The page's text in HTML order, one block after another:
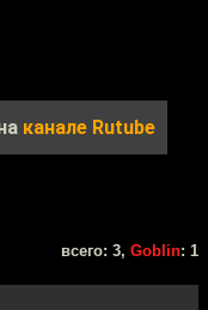
канале Rutube
всего: 3, Goblin: 1